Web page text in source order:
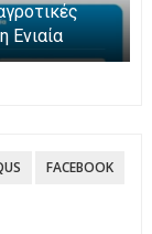
Tours
FACEBOOK